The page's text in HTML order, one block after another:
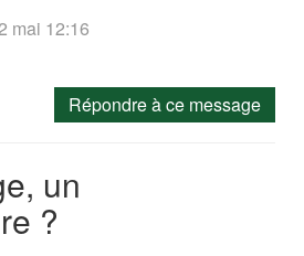
mai 12:16
Répondre à ce message
un
?